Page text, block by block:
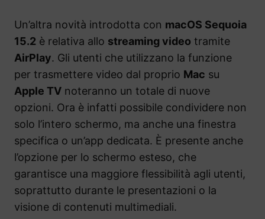
Un’altra novità introdotta con macOS Sequoia
15.2 è relativa allo streaming video tramite
AirPlay. Gli utenti che utilizzano la funzione
per trasmettere video dal proprio Mac su
Apple TV noteranno un totale di nuove
opzioni. Ora è infatti possibile condividere non
solo l’intero schermo, ma anche una finestra
specifica o un’app dedicata. È presente anche
l’opzione per lo schermo esteso, che
garantisce una maggiore flessibilità agli utenti,
soprattutto durante le presentazioni o la
visione di contenuti multimediali.